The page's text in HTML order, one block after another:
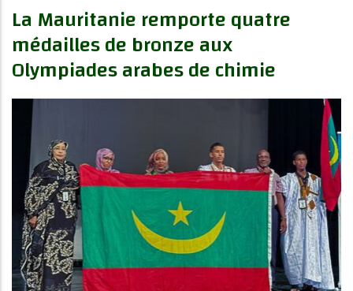
La Mauritanie remporte quatre
médailles de bronze aux
Olympiades arabes de chimie